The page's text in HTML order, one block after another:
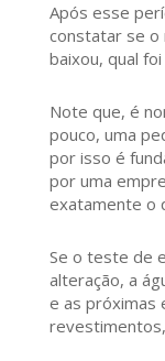
Após esse
constatar se o
baixou, qual
Note que, é
pouco, uma
por isso é
por uma
exatamente o
Se o teste de
alteração, a
e as próximas